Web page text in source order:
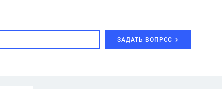
ЗАДАТЬ ВОПРОС